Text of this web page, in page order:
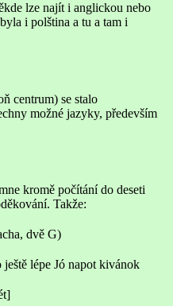
lze najít i anglickou nebo
i polština a tu a tam i
centrum) se stalo
možné jazyky, především
kromě počítání do deseti
Takže:
dvě G)
lépe Jó napot kivánok